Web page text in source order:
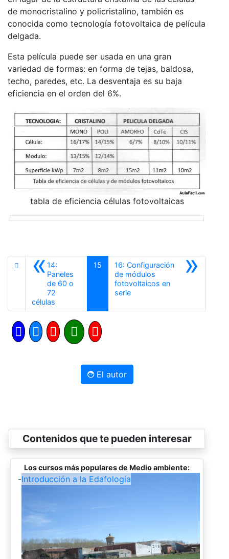
de monocristalino y policristalino, también es
conocida como tecnología fotovoltaica de película
delgada.
Esta película puede ser usada en una gran
variedad de formas: en forma de tejas, baldosa,
techo, paredes, etc. La desventaja es su baja
eficiencia en el orden del 6%.
tabla de eficiencia células fotovoltaicas
«14:
Paneles
de 60 o
72
células
15 »
16: Configuración
de módulos
fotovoltaicos en
serieSiguiente
El autor
Contenidos que te pueden interesar
Los cursos más populares de Medio ambiente:
-Introducción a la Edafología